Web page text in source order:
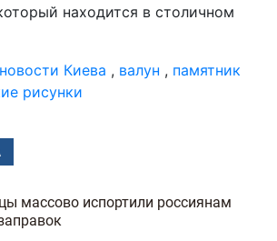
находится в столичном
новости Киева , валун , памятник
рисунки
массово испортили россиянам